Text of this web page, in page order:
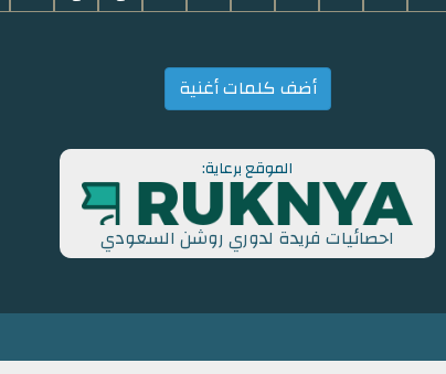
أضف كلمات أغنية
الموقع برعاية:
احصائيات فريدة لدوري روشن السعودي